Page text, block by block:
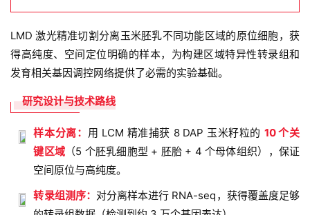
LMD 激光精准切割分离玉米胚乳不同功能区域的原位细胞，获
得高纯度、空间定位明确的样本，为构建区域特异性转录组和
发育相关基因调控网络提供了必需的实验基础。
研究设计与技术路线
样本分离： 用 LCM 精准捕获 8 DAP 玉米籽粒的 10 个关
键区域 （5 个胚乳细胞型 + 胚胎 + 4 个母体组织），保证
空间原位与高纯度。
转录组测序： 对分离样本进行 RNA-seq，获得覆盖度足够